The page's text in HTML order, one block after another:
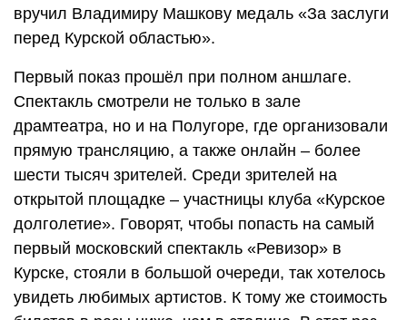
вручил Владимиру Машкову медаль «За заслуги
перед Курской областью».
Первый показ прошёл при полном аншлаге.
Спектакль смотрели не только в зале
драмтеатра, но и на Полугоре, где организовали
прямую трансляцию, а также онлайн – более
шести тысяч зрителей. Среди зрителей на
открытой площадке – участницы клуба «Курское
долголетие». Говорят, чтобы попасть на самый
первый московский спектакль «Ревизор» в
Курске, стояли в большой очереди, так хотелось
увидеть любимых артистов. К тому же стоимость